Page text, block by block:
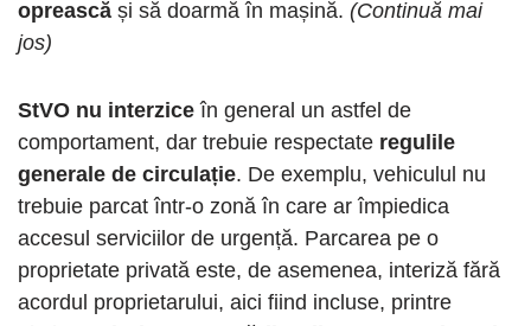
oprească și să doarmă în mașină. (Continuă mai
jos)
StVO nu interzice în general un astfel de
comportament, dar trebuie respectate regulile
generale de circulație. De exemplu, vehiculul nu
trebuie parcat într-o zonă în care ar împiedica
accesul serviciilor de urgență. Parcarea pe o
proprietate privată este, de asemenea, interiză fără
acordul proprietarului, aici fiind incluse, printre